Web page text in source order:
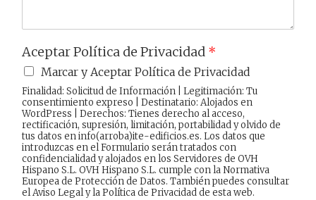
Aceptar Política de Privacidad *
Marcar y Aceptar Política de Privacidad
Finalidad: Solicitud de Información | Legitimación: Tu
consentimiento expreso | Destinatario: Alojados en
WordPress | Derechos: Tienes derecho al acceso,
rectificación, supresión, limitación, portabilidad y olvido de
tus datos en info(arroba)ite-edificios.es. Los datos que
introduzcas en el Formulario serán tratados con
confidencialidad y alojados en los Servidores de OVH
Hispano S.L. OVH Hispano S.L. cumple con la Normativa
Europea de Protección de Datos. También puedes consultar
elAviso Legaly laPolítica de Privacidadde esta web.